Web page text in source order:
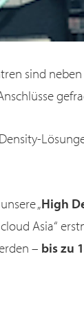
sind
„High
Asia“
– bis zu